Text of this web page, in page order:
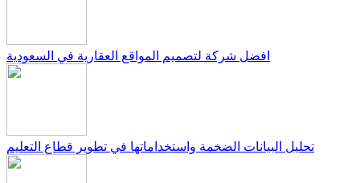
افضل شركة لتصميم المواقع العقارية في السعودية
تحليل البيانات الضخمة واستخداماتها في تطوير قطاع التعليم